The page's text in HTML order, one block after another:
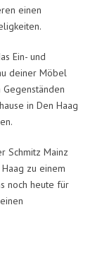
einen
Ein- und
deiner Möbel
in Den Haag
Schmitz Mainz
zu einem
noch heute für